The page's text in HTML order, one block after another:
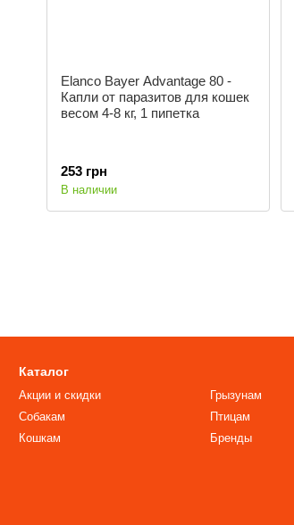
Elanco Bayer Advantage 80 -
Капли от паразитов для кошек
весом 4-8 кг, 1 пипетка
253 грн
В наличии
Каталог
Акции и скидки
Собакам
Кошкам
Грызунам
Птицам
Бренды